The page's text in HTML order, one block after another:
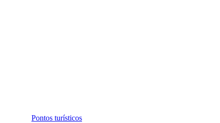
Pontos turísticos